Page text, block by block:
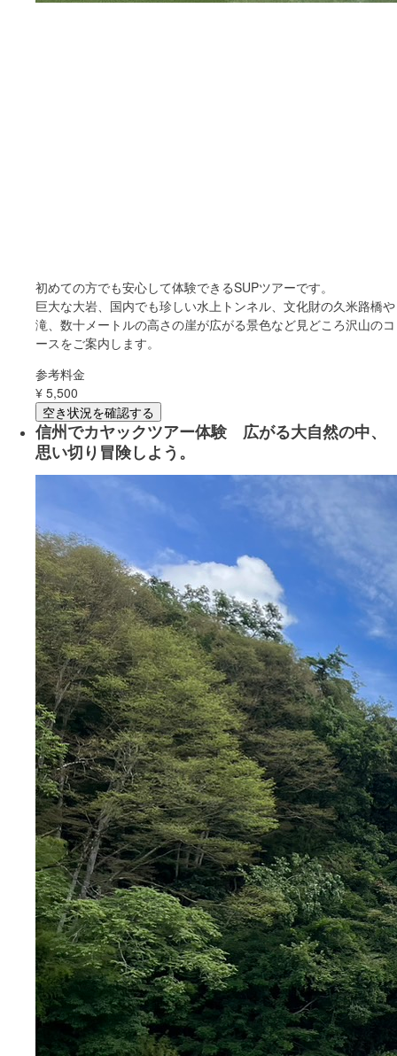
初めての方でも安心して体験できるSUPツアーです。
巨大な大岩、国内でも珍しい水上トンネル、文化財の久米路橋や
滝、数十メートルの高さの崖が広がる景色など見どころ沢山のコ
ースをご案内します。
参考料金
¥ 5,500
空き状況を確認する
信州でカヤックツアー体験 広がる大自然の中、
思い切り冒険しよう。